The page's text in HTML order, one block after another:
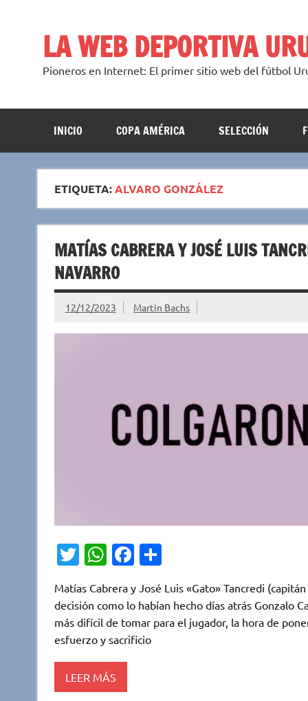
LA WEB DEPORTIVA
Pioneros en Internet: El primer sitio web del fútbol
INICIO COPA AMÉRICA SELECCIÓN
ETIQUETA:ALVARO GONZÁLEZ
MATÍAS CABRERA Y JOSÉ LUIS
NAVARRO
12/12/2023 Martin Bachs
T
it
te
r
W
at
s
A
p
p
Fa
e
b
o
C
m
p
Matías Cabrera y José Luis «Gato» Tancredi
decisión como lo habían hecho días atrás Gonzalo
más difícil de tomar para el jugador, la hora de
esfuerzo y sacrificio
LEER MÁS